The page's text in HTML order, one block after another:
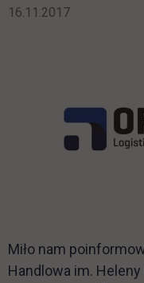
16.11.2017
Miło nam
Handlowa im.